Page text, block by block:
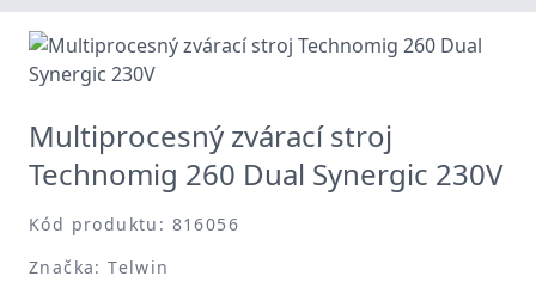
Multiprocesný zvárací stroj
Technomig 260 Dual Synergic 230V
Kód produktu: 816056
Značka: Telwin